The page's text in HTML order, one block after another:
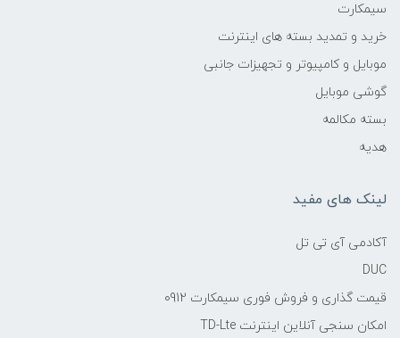
سیمکارت
خرید و تمدید بسته های اینترنت
موبایل و کامپیوتر و تجهیزات جانبی
گوشی موبایل
بسته مکالمه
هدیه
لینک های مفید
آکادمی آی تی تل
DUC
قیمت گذاری و فروش فوری سیمکارت 0912
امکان سنجی آنلاین اینترنت TD-Lte